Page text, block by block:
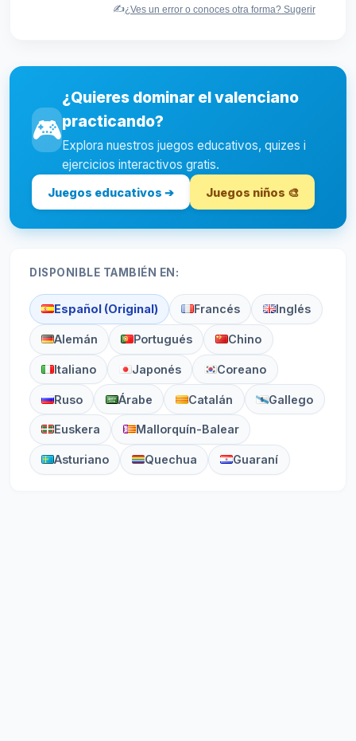
✍️¿Ves un error o conoces otra forma? Sugerir
🎮
¿Quieres dominar el valenciano
practicando?
Explora nuestros juegos educativos, quizes i
ejercicios interactivos gratis.
Juegos educativos ➔ Juegos niños 🎨
DISPONIBLE TAMBIÉN EN:
Español (Original) Francés Inglés
Alemán Portugués Chino
Italiano Japonés Coreano
Ruso Árabe Catalán Gallego
Euskera Mallorquín-Balear
Asturiano Quechua Guaraní